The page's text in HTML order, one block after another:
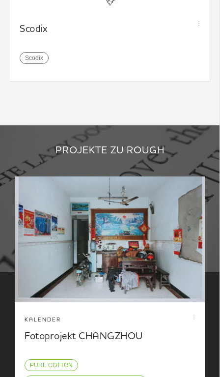
Scodix
Scodix
PROJEKTE ZU ROUGH
KALENDER
Fotoprojekt CHANGZHOU
PURE COTTON